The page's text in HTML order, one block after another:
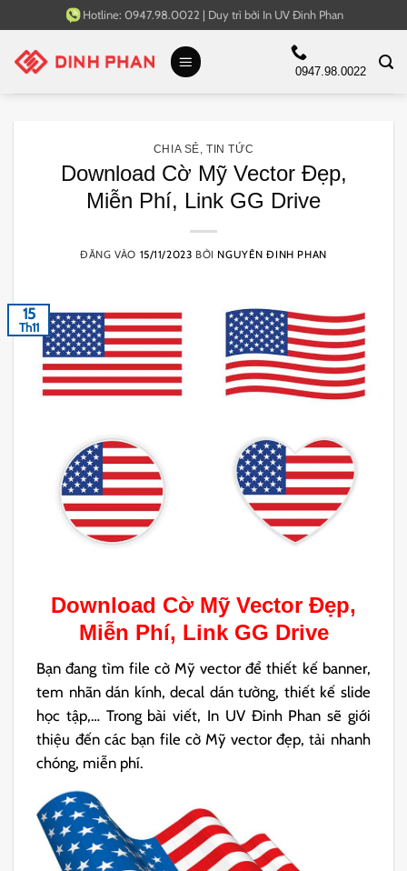
qua
nội
Hotline: 0947.98.0022 | Duy trì bởi In UV Đinh Phan
0947.98.0022
CHIA SẺ ,TIN TỨC
Download Cờ Mỹ Vector Đẹp,
Miễn Phí, Link GG Drive
ĐĂNG VÀO 15/11/2023 BỞI NGUYÊN ĐINH PHAN
15
Th11
Download Cờ Mỹ Vector Đẹp,
Miễn Phí, Link GG Drive
Bạn đang tìm file cờ Mỹ vector để thiết kế banner,
tem nhãn dán kính, decal dán tường, thiết kế slide
học tập,… Trong bài viết, In UV Đinh Phan sẽ giới
thiệu đến các bạn file cờ Mỹ vector đẹp, tải nhanh
chóng, miễn phí.